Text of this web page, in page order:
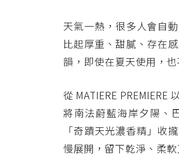
天氣一熱，很多人會自
比起厚重、甜膩、存在
韻，即使在夏天使用，也
從 MATIERE
將南法蔚藍海岸夕陽、
「奇蹟天光濃香精」收
慢展開，留下乾淨、柔